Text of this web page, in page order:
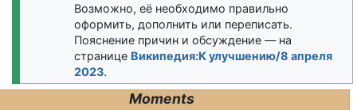
Возможно, её необходимо правильно
оформить, дополнить или переписать.
Пояснение причин и обсуждение — на
странице Википедия:К улучшению/8 апреля
2023.
Moments